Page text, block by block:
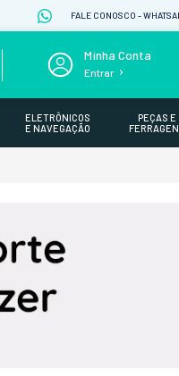
FALE CONOSCO -
Entrar
ELETRÔNICOS
E NAVEGAÇÃO
PEÇAS E